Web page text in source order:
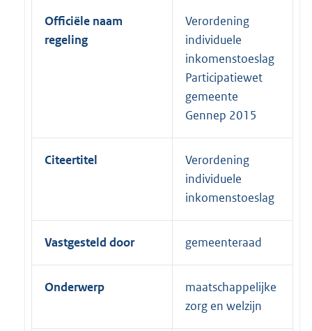
Officiële naam
regeling
Verordening
individuele
inkomenstoeslag
Participatiewet
gemeente
Gennep 2015
Citeertitel
Verordening
individuele
inkomenstoeslag
Vastgesteld door gemeenteraad
Onderwerp
maatschappelijke
zorg en welzijn